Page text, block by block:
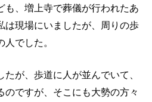
も、増上寺で葬儀が行われたあ
は現場にいましたが、周りの歩
でした。
が、歩道に人が並んでいて、
のですが、そこにも大勢の方々